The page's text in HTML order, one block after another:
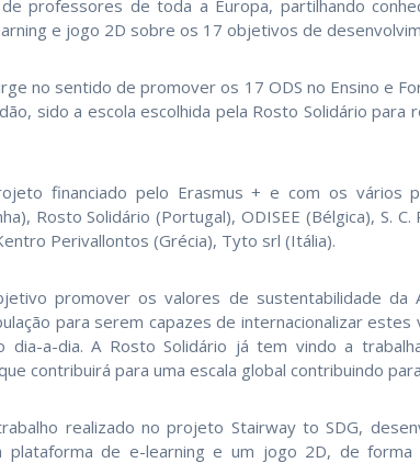
professores de toda a Europa, partilhando
e jogo 2D sobre os 17 objetivos de
no sentido de promover os 17 ODS no Ensino e
sido a escola escolhida pela Rosto Solidário
financiado pelo Erasmus + e com os vários
Rosto Solidário (Portugal), ODISEE (Bélgica), S. C.
Perivallontos (Grécia), Tyto srl (Itália).
promover os valores de sustentabilidade da
para serem capazes de internacionalizar
dia-a-dia. A Rosto Solidário já tem vindo a
contribuirá para uma escala global contribuindo
realizado no projeto Stairway to SDG,
plataforma de e-learning e um jogo 2D, de